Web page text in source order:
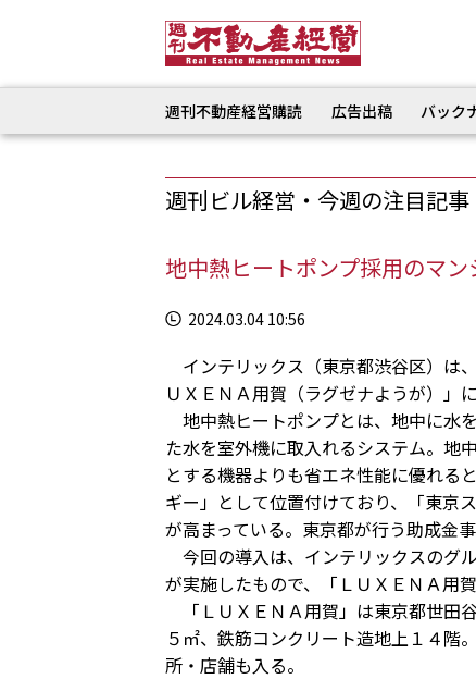
週刊不動産経営購読 広告出稿 バック
週刊ビル経営・今週の注目記事
地中熱ヒートポンプ採用のマ
2024.03.04 10:56
インテリックス（東京都渋谷区）は
ＵＸＥＮＡ用賀（ラグゼナようが）」
地中熱ヒートポンプとは、地中に水
た水を室外機に取入れるシステム。
とする機器よりも省エネ性能に優れる
ギー」として位置付けており、「東京
が高まっている。東京都が行う助成金
今回の導入は、インテリックスのグ
が実施したもので、「ＬＵＸＥＮＡ用
「ＬＵＸＥＮＡ用賀」は東京都世田
５㎡、鉄筋コンクリート造地上１４階
所・店舗も入る。